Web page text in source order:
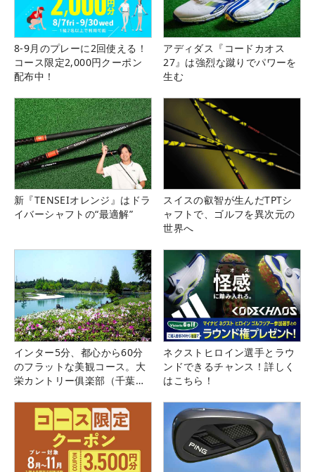
8-9月のプレーに2回使える！
コース限定2,000円クーポン
配布中！
アディダス『コードカオス
27』は強烈な蹴りでパワーを
生む
新『TENSEIオレンジ』はドラ
イバーシャフトの“最適解”
スイスの叡智が生んだTPTシ
ャフトで、ゴルフを異次元の
世界へ
インター5分、都心から60分
のフラットな美観コース。大
栄カントリー俱楽部（千葉
ネクストヒロイン選手とラウ
ンドできるチャンス！詳しく
はこちら！